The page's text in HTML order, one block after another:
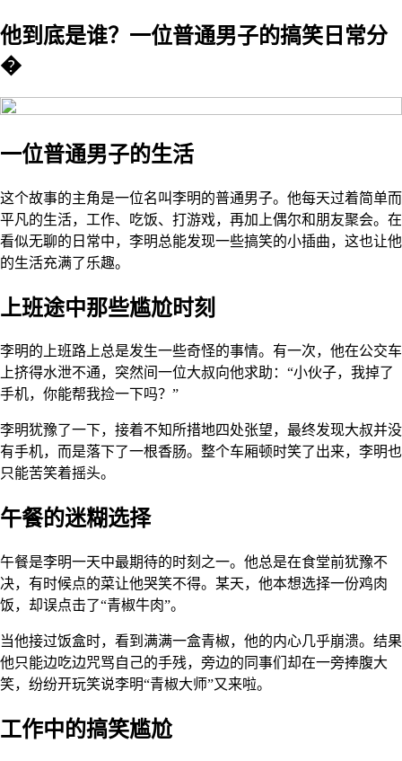
他到底是谁？一位普通男子的搞笑日常分
�
一位普通男子的生活
这个故事的主角是一位名叫李明的普通男子。他每天过着简单而
平凡的生活，工作、吃饭、打游戏，再加上偶尔和朋友聚会。在
看似无聊的日常中，李明总能发现一些搞笑的小插曲，这也让他
的生活充满了乐趣。
上班途中那些尴尬时刻
李明的上班路上总是发生一些奇怪的事情。有一次，他在公交车
上挤得水泄不通，突然间一位大叔向他求助：“小伙子，我掉了
手机，你能帮我捡一下吗？”
李明犹豫了一下，接着不知所措地四处张望，最终发现大叔并没
有手机，而是落下了一根香肠。整个车厢顿时笑了出来，李明也
只能苦笑着摇头。
午餐的迷糊选择
午餐是李明一天中最期待的时刻之一。他总是在食堂前犹豫不
决，有时候点的菜让他哭笑不得。某天，他本想选择一份鸡肉
饭，却误点击了“青椒牛肉”。
当他接过饭盒时，看到满满一盒青椒，他的内心几乎崩溃。结果
他只能边吃边咒骂自己的手残，旁边的同事们却在一旁捧腹大
笑，纷纷开玩笑说李明“青椒大师”又来啦。
工作中的搞笑尴尬